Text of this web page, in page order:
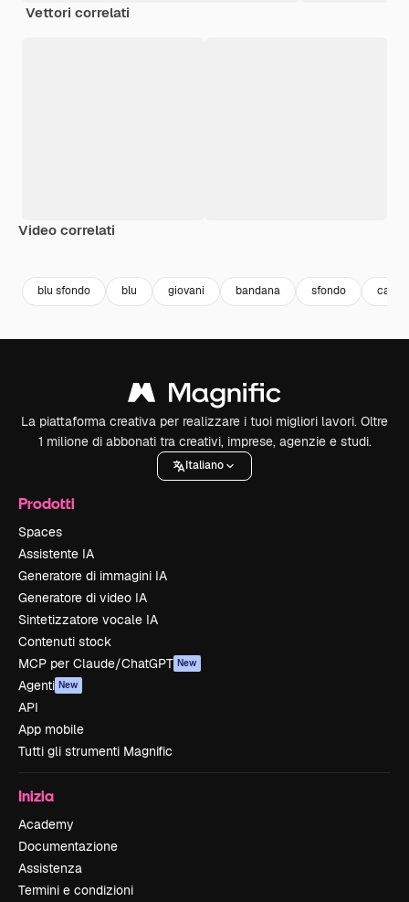
Vettori correlati
Video correlati
blu sfondo blu giovani bandana sfondo
La piattaforma creativa per realizzare i tuoi migliori lavori. Oltre
1 milione di abbonati tra creativi, imprese, agenzie e studi.
Italiano
Prodotti
Spaces
Assistente IA
Generatore di immagini IA
Generatore di video IA
Sintetizzatore vocale IA
Contenuti stock
MCP per Claude/ChatGPT New
Agenti New
API
App mobile
Tutti gli strumenti Magnific
Inizia
Academy
Documentazione
Assistenza
Termini e condizioni